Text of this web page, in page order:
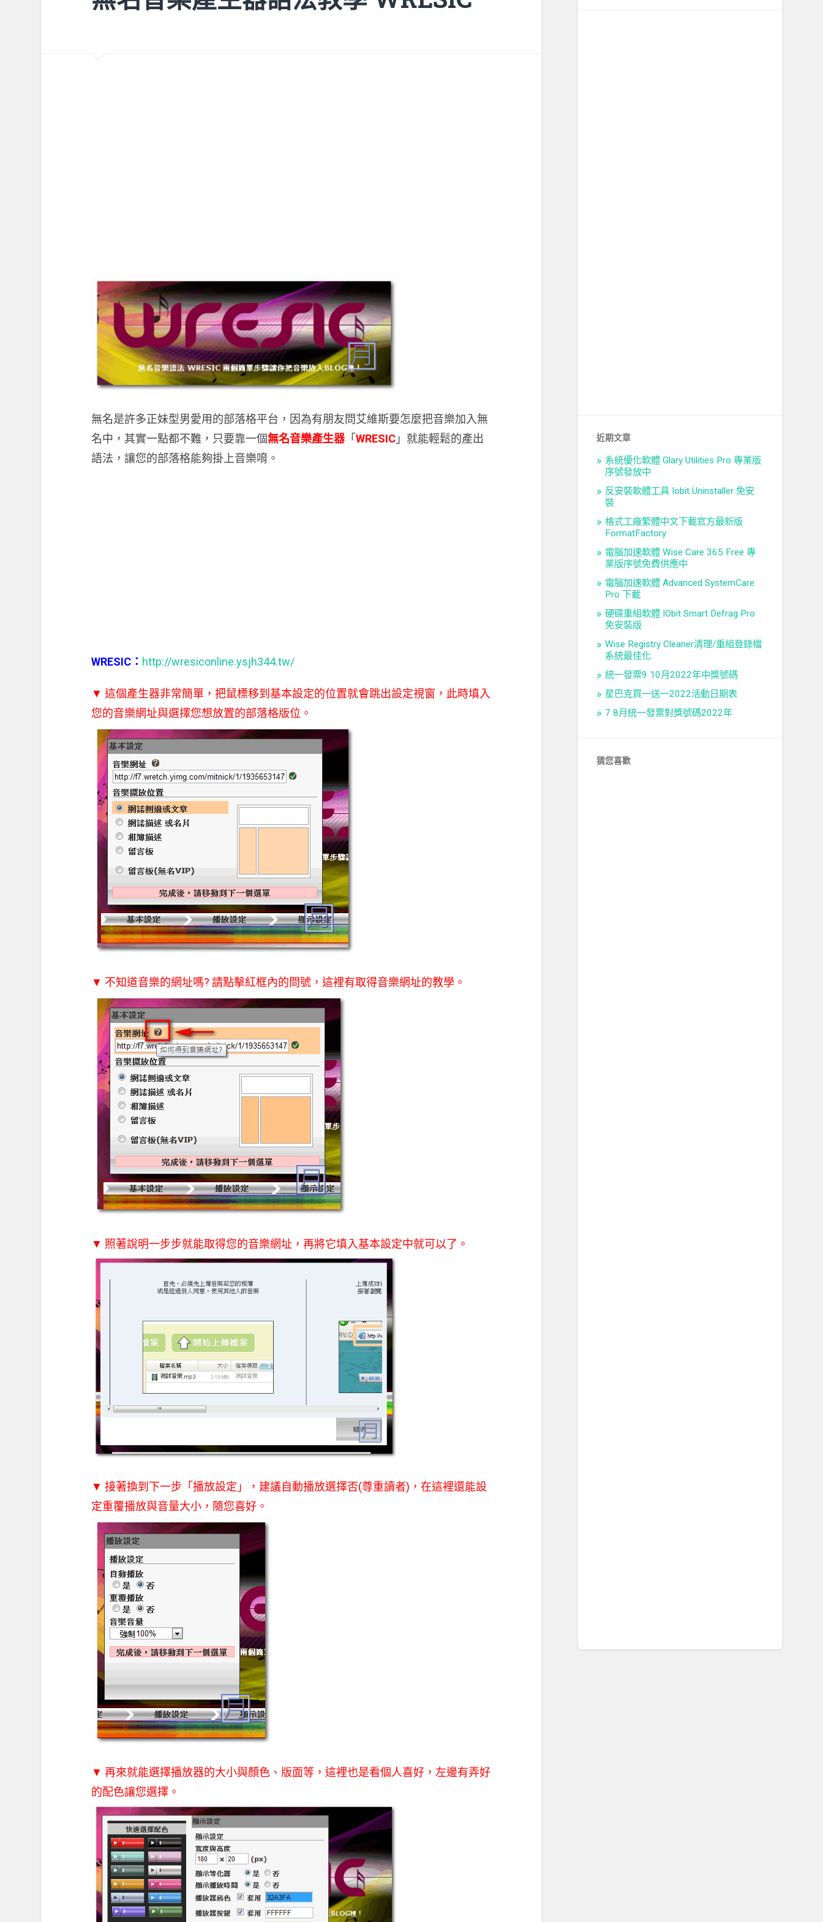
無名是許多正妹型男愛用的部落格平台，因為有朋友問艾維斯要怎麼把音樂加入無
名中，其實一點都不難，只要靠一個無名音樂產生器「 WRESIC」就能輕鬆的產出
語法，讓您的部落格能夠掛上音樂唷。
WRESIC： http://wresiconline.ysjh344.tw/
▼ 這個產生器非常簡單，把鼠標移到基本設定的位置就會跳出設定視窗，此時填入
您的音樂網址與選擇您想放置的部落格版位。
▼ 不知道音樂的網址嗎? 請點擊紅框內的問號，這裡有取得音樂網址的教學。
▼ 照著說明一步步就能取得您的音樂網址，再將它填入基本設定中就可以了。
▼ 接著換到下一步「播放設定」，建議自動播放選擇否(尊重讀者)，在這裡還能設
定重覆播放與音量大小，隨您喜好。
▼ 再來就能選擇播放器的大小與顏色、版面等，這裡也是看個人喜好，左邊有弄好
的配色讓您選擇。
近期文章
系統優化軟體 Glary Utilities Pro 專業版
序號發放中
反安裝軟體工具 Iobit Uninstaller 免安
裝
格式工廠繁體中文下載官方最新版
FormatFactory
電腦加速軟體 Wise Care 365 Free 專
業版序號免費供應中
電腦加速軟體 Advanced SystemCare
Pro 下載
硬碟重組軟體 IObit Smart Defrag Pro
免安裝版
Wise Registry Cleaner清理/重組登錄檔
系統最佳化
統一發票9 10月2022年中獎號碼
星巴克買一送一2022活動日期表
7 8月統一發票對獎號碼2022年
猜您喜歡